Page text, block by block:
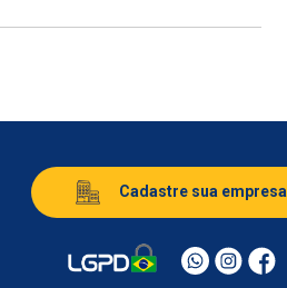
Cadastre sua empresa